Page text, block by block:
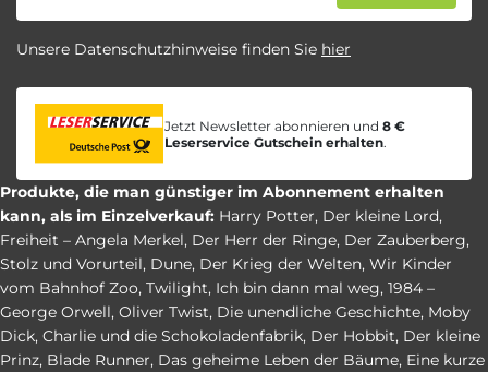
Unsere Datenschutzhinweise finden Sie hier
Jetzt Newsletter abonnieren und 8 €
Leserservice Gutschein erhalten.
Produkte, die man günstiger im Abonnement erhalten
kann, als im Einzelverkauf: Harry Potter, Der kleine Lord,
Freiheit – Angela Merkel, Der Herr der Ringe, Der Zauberberg,
Stolz und Vorurteil, Dune, Der Krieg der Welten, Wir Kinder
vom Bahnhof Zoo, Twilight, Ich bin dann mal weg, 1984 –
George Orwell, Oliver Twist, Die unendliche Geschichte, Moby
Dick, Charlie und die Schokoladenfabrik, Der Hobbit, Der kleine
Prinz, Blade Runner, Das geheime Leben der Bäume, Eine kurze